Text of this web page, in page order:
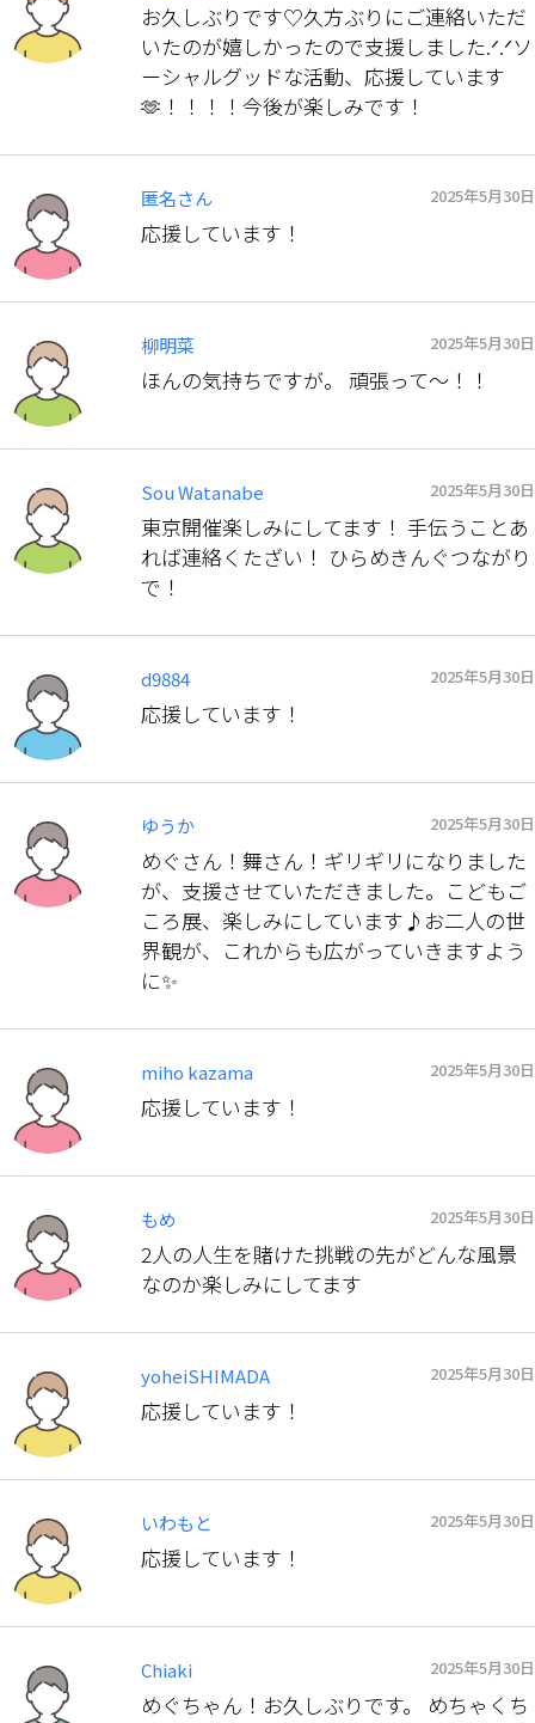
お久しぶりです♡久方ぶりにご連絡いただ
いたのが嬉しかったので支援しました.ᐟ‪‪.ᐟ‪‪ソ
ーシャルグッドな活動、応援しています
🫶！！！！今後が楽しみです！
匿名さん 2025年5月30日
応援しています！
柳明菜 2025年5月30日
ほんの気持ちですが。 頑張って〜！！
Sou Watanabe 2025年5月30日
東京開催楽しみにしてます！ 手伝うことあ
れば連絡くたざい！ ひらめきんぐつながり
で！
d9884 2025年5月30日
応援しています！
ゆうか 2025年5月30日
めぐさん！舞さん！ギリギリになりました
が、支援させていただきました。こどもご
ころ展、楽しみにしています♪お二人の世
界観が、これからも広がっていきますよう
に✨
miho kazama 2025年5月30日
応援しています！
もめ 2025年5月30日
2人の人生を賭けた挑戦の先がどんな風景
なのか楽しみにしてます
yoheiSHIMADA 2025年5月30日
応援しています！
いわもと 2025年5月30日
応援しています！
Chiaki 2025年5月30日
めぐちゃん！お久しぶりです。 めちゃくち